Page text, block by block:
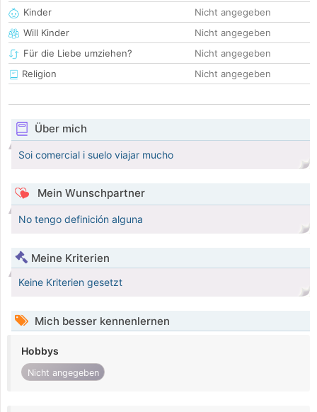
Kinder
Nicht angegeben
Will Kinder
Nicht angegeben
Für die Liebe umziehen?
Nicht angegeben
Religion
Nicht angegeben
Über mich
Soi comercial i suelo viajar mucho
Mein Wunschpartner
No tengo definición alguna
Meine Kriterien
Keine Kriterien gesetzt
Mich besser kennenlernen
Hobbys
Nicht angegeben